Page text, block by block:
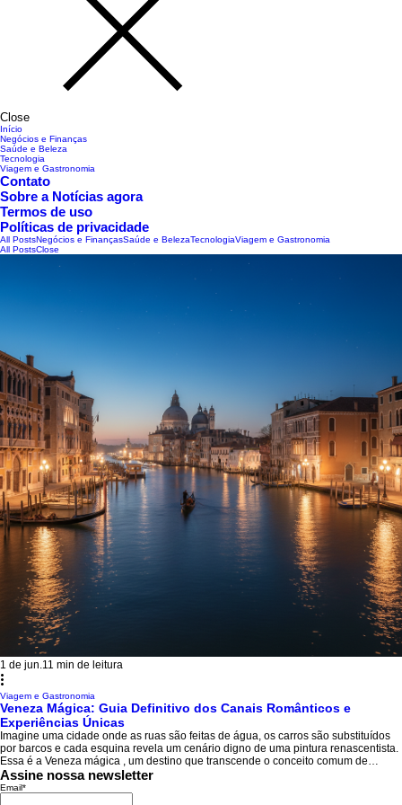
Close
Início
Negócios e Finanças
Saúde e Beleza
Tecnologia
Viagem e Gastronomia
Contato
Sobre a Notícias agora
Termos de uso
Políticas de privacidade
All PostsNegócios e FinançasSaúde e BelezaTecnologiaViagem e Gastronomia
All PostsClose
1 de jun.11 min de leitura
Viagem e Gastronomia
Veneza Mágica: Guia Definitivo dos Canais Românticos e
Experiências Únicas
Imagine uma cidade onde as ruas são feitas de água, os carros são substituídos
por barcos e cada esquina revela um cenário digno de uma pintura renascentista.
Essa é a Veneza mágica , um destino que transcende o conceito comum de
turismo e oferece uma imersão sensorial completa. Ao planejar sua próxima
aventura europeia, é impossível não considerar a "Sereníssima" como uma
Assine nossa newsletter
Email*